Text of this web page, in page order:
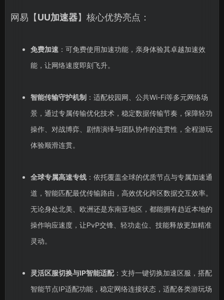
网易【UU加速器】核心优势亮点：
免费加速：可免费使用加速功能，亲身体验其卓越加速效
能，让网络速度即刻飞升。
智能传输守护机制 ：适配校园网、公共Wi-Fi等多元网络场
景，通过专属传输优化技术，稳定数据传输节奏，保障轻功
操作、对战博弈、剧情演绎与团队协作的连贯性，全程游玩
体验顺滑连贯。
全球专属高速专线：依托覆盖全球的优质节点与专属加速通
道，智能匹配最优传输路由，高效优化跨区数据交互效率。
无论身处北美、欧洲还是东南亚地区，都能拥有趋近本地的
操作响应速度，让PvP交锋、轻功走位、技能释放更加精准
灵动。
灵活区服切换与IP智能适配：支持一键切换加速区服，搭配
智能节点IP适配功能，稳定网络连接状态，适配各类游玩场